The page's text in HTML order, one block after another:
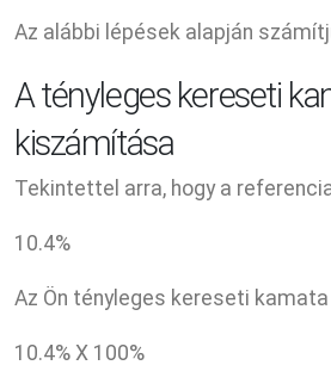
Az alábbi lépések alapján
A tényleges kereseti
kiszámítása
Tekintettel arra, hogy a
10.4%
Az Ön tényleges kereseti kamata
10.4% X 100%